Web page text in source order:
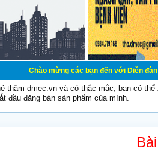
mừng các bạn đến với Diễn đàn Cơ Điện
thăm dmec.vn và có thắc mắc, bạn có
đầu đăng bán sản phẩm của mình.